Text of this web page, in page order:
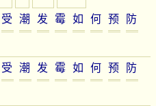
受 潮 发 霉 如 何 预 防
受 潮 发 霉 如 何 预 防